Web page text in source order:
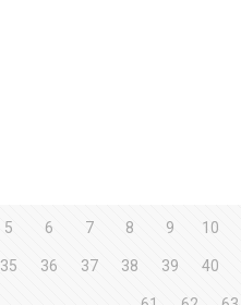
5 6 7 8 9 10
35 36 37 38 39 40